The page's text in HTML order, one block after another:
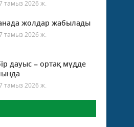
тамыз 2026 ж.
жолдар жабылады
тамыз 2026 ж.
дауыс – ортақ мүдде
тамыз 2026 ж.